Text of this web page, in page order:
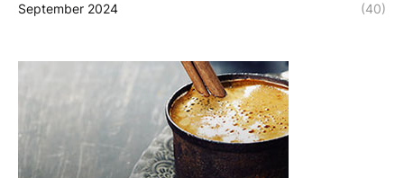
September 2024 (40)